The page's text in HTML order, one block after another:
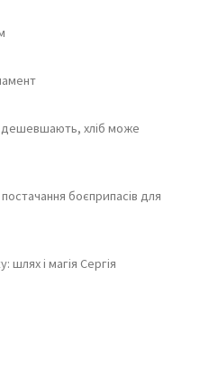
дешевшають, хліб може
боєприпасів для
шлях і магія Сергія